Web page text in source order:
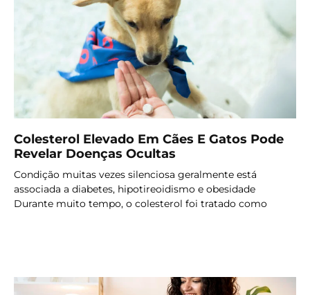
Colesterol Elevado Em Cães E Gatos Pode
Revelar Doenças Ocultas
Condição muitas vezes silenciosa geralmente está
associada a diabetes, hipotireoidismo e obesidade
Durante muito tempo, o colesterol foi tratado como